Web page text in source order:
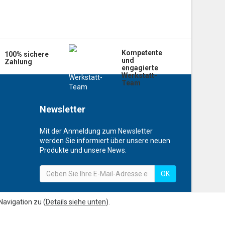
100% sichere
Zahlung
Kompetente
und
engagierte
Werkstatt-
Team
Newsletter
Mit der Anmeldung zum Newsletter
werden Sie informiert über unsere neuen
Produkte und unsere News.
OK
zu (Details siehe unten).